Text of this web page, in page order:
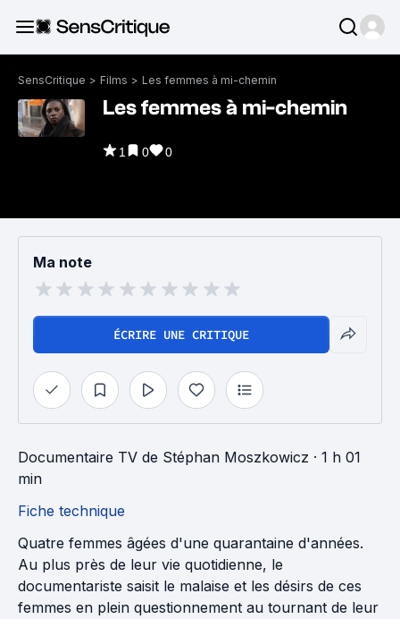
SensCritique > Films > Les femmes à mi-chemin
Les femmes à mi-chemin
1 0 0
Ma note
ÉCRIRE UNE CRITIQUE
Documentaire TV de Stéphan Moszkowicz · 1 h 01
min
Fiche technique
Quatre femmes âgées d'une quarantaine d'années.
Au plus près de leur vie quotidienne, le
documentariste saisit le malaise et les désirs de ces
femmes en plein questionnement au tournant de leur